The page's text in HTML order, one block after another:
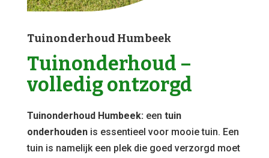
Tuinonderhoud Humbeek
Tuinonderhoud –
volledig ontzorgd
Tuinonderhoud Humbeek: een tuin
onderhoudenis essentieel voor mooie tuin. Een
tuin is namelijk een plek die goed verzorgd moet